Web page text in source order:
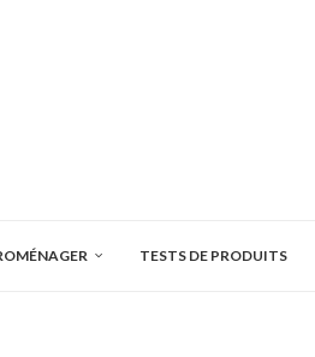
TESTS DE PRODUITS